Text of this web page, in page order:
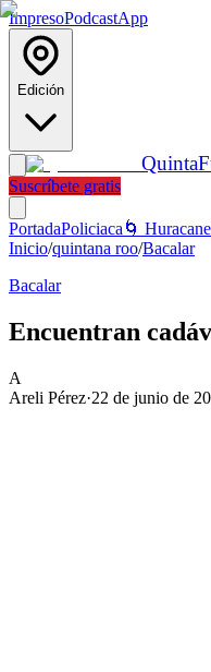
ImpresoPodcastApp
Edición
Quinta
Suscríbete gratis
PortadaPoliciaca 🌀
Inicio/quintana roo/Bacalar
Bacalar
Encuentran
A
Areli Pérez·22 de junio de